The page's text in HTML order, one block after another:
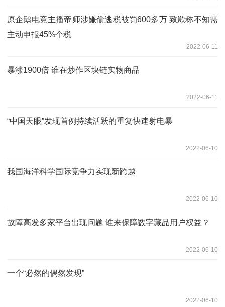
原企鹅电竞主播帝师涉嫌偷逃税被罚600多万 致歉称不知需
主动申报45%个税
2022-06-11
暴涨1900倍 谁在炒作区块链实物商品
2022-06-11
“中国天眼”发现首例持续活跃的重复快速射电暴
2022-06-10
我国海洋科学国际竞争力实现新跨越
2022-06-10
故障高发多家平台出现问题 谁来保障数字藏品用户权益？
2022-06-10
一个“必然的偶然发现”
2022-06-10